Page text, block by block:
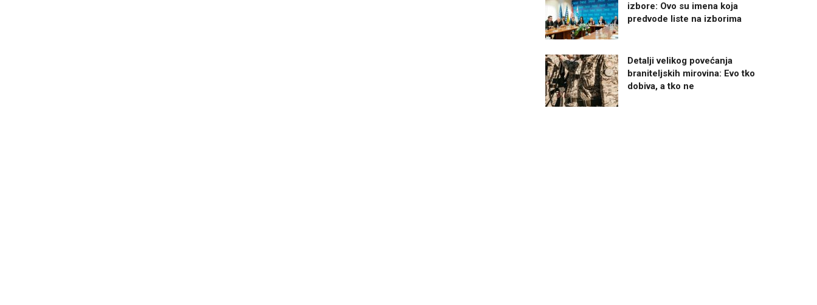
izbore: Ovo su imena koja
predvode liste na izborima
Detalji velikog povećanja
braniteljskih mirovina: Evo tko
dobiva, a tko ne